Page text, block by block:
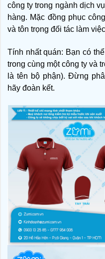
công ty trong ngành dịch
hàng. Mặc đồng phục
và tôn trọng đối tác làm
Tính nhất quán: Bạn có
trong cùng một công ty và
là tên bộ phận). Đừng
hãy đoàn kết.